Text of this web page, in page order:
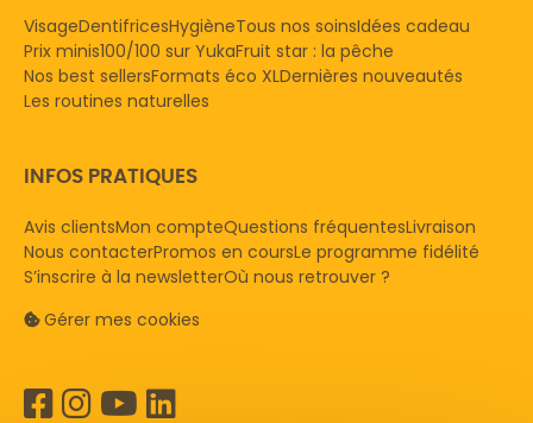
VisageDentifricesHygièneTous nos soinsIdées cadeau
Prix minis100/100 sur YukaFruit star : la pêche
Nos best sellersFormats éco XLDernières nouveautés
Les routines naturelles
INFOS PRATIQUES
Avis clientsMon compteQuestions fréquentesLivraison
Nous contacterPromos en coursLe programme fidélité
S’inscrire à la newsletterOù nous retrouver ?
Gérer mes cookies